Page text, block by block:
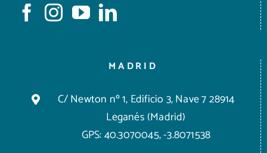
MADRID
C/ Newton nº 1, Edificio 3, Nave 7 28914
Leganés (Madrid)
GPS: 40.3070045, -3.8071538